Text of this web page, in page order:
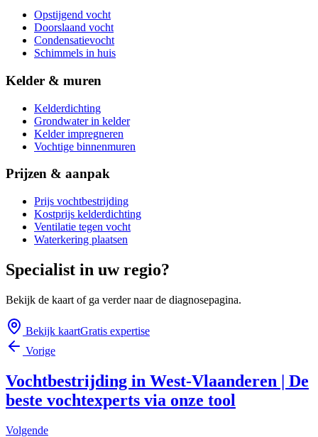
Opstijgend vocht
Doorslaand vocht
Condensatievocht
Schimmels in huis
Kelder & muren
Kelderdichting
Grondwater in kelder
Kelder impregneren
Vochtige binnenmuren
Prijzen & aanpak
Prijs vochtbestrijding
Kostprijs kelderdichting
Ventilatie tegen vocht
Waterkering plaatsen
Specialist in uw regio?
Bekijk de kaart of ga verder naar de diagnosepagina.
Bekijk kaartGratis expertise
Vorige
Vochtbestrijding in West-Vlaanderen | De
beste vochtexperts via onze tool
Volgende